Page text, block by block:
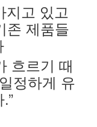
지고 있고
존 제품들
흐르기 때
정하게 유